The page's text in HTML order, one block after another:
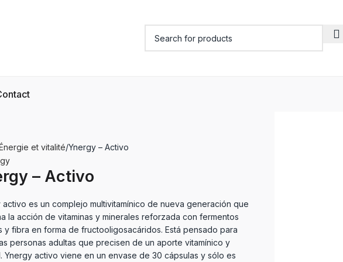
et vitalité Ynergy – Activo
– Activo
activo es un complejo multivitamínico de nueva generación que
la acción de vitaminas y minerales reforzada con fermentos
y fibra en forma de fructooligosacáridos. Está pensado para
personas adultas que precisen de un aporte vitamínico y
Ynergy activo viene en un envase de 30 cápsulas y sólo es